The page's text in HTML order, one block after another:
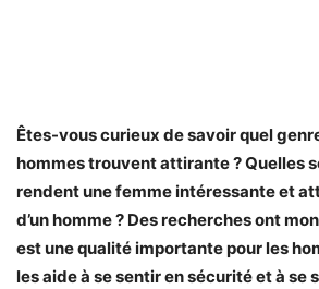
Êtes-vous curieux de savoir quel
hommes trouvent attirante ?Quelles
rendent une femme intéressante et
d’un homme ? Des recherches ont
est une qualité importante pour les
les aide à se sentir en sécurité et à se